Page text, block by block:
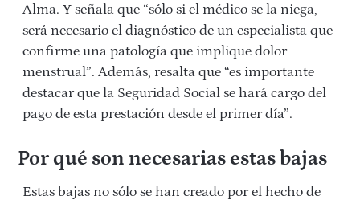
Alma. Y señala que “sólo si el médico se la niega,
será necesario el diagnóstico de un especialista que
confirme una patología que implique dolor
menstrual”. Además, resalta que “es importante
destacar que la Seguridad Social se hará cargo del
pago de esta prestación desde el primer día”.
Por qué son necesarias estas bajas
Estas bajas no sólo se han creado por el hecho de